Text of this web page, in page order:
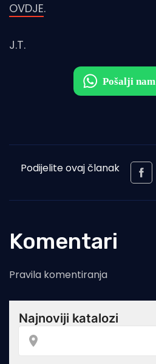
OVDJE.
J.T.
Podijelite ovaj članak
Komentari
Pravila komentiranja